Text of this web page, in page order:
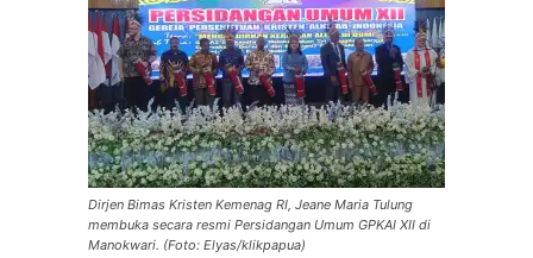
Dirjen Bimas Kristen Kemenag RI, Jeane Maria Tulung
membuka secara resmi Persidangan Umum GPKAI XII di
Manokwari. (Foto: Elyas/klikpapua)